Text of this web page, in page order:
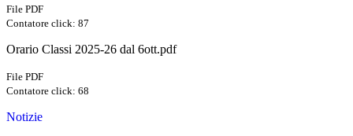
File PDF
Contatore click: 87
Orario Classi 2025-26 dal 6ott.pdf
File PDF
Contatore click: 68
Notizie